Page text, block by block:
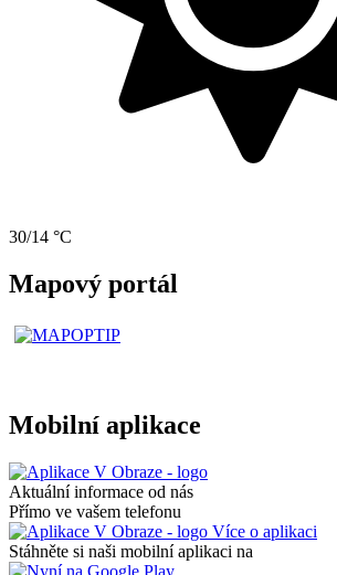
30/14 °C
Mapový portál
Mobilní aplikace
Aktuální informace od nás
Přímo ve vašem telefonu
Více o aplikaci
Stáhněte si naši mobilní aplikaci na